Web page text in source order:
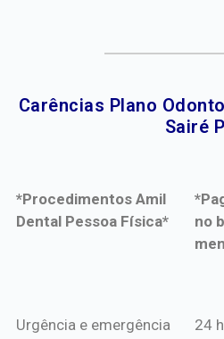
Carências Plano
Sairé
*Procedimentos Amil
Dental Pessoa Física*
no
*Procedimentos Amil
Urgência e emergência 24